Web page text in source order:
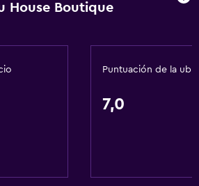
House Boutique
Puntuación de la
7,0